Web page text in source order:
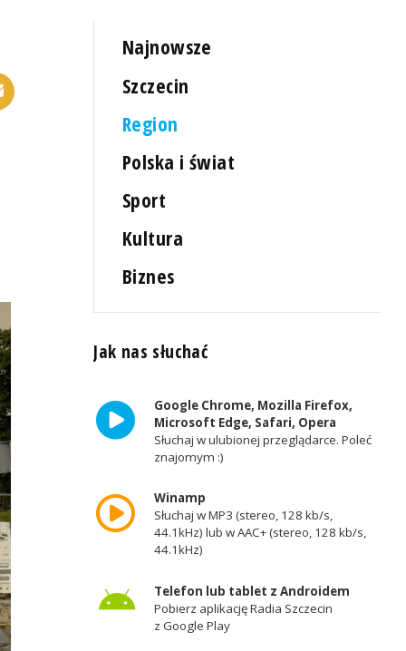
Najnowsze
Szczecin
Region
Polska i świat
Sport
Kultura
Biznes
Jak nas słuchać
Google Chrome, Mozilla Firefox,
Microsoft Edge, Safari, Opera
Słuchaj w ulubionej przeglądarce. Poleć
znajomym :)
Winamp
Słuchaj w MP3 (stereo, 128 kb/s,
44.1kHz) lub w AAC+ (stereo, 128 kb/s,
44.1kHz)
Telefon lub tablet z Androidem
Pobierz aplikację Radia Szczecin
z Google Play